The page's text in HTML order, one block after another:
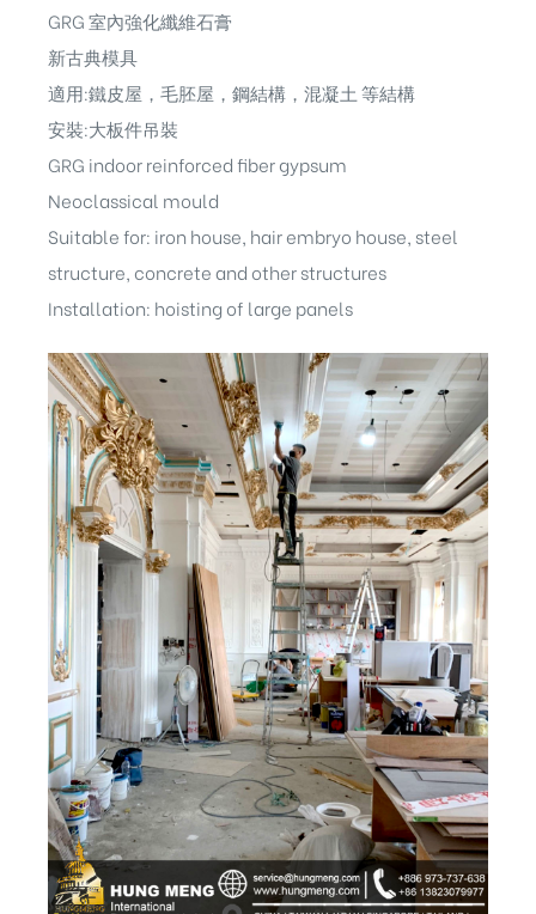
GRG 室內強化纖維石膏
新古典模具
適用:鐵皮屋，毛胚屋，鋼結構，混凝土 等結構
安裝:大板件吊裝
GRG indoor reinforced fiber gypsum
Neoclassical mould
Suitable for: iron house, hair embryo house, steel
structure, concrete and other structures
Installation: hoisting of large panels